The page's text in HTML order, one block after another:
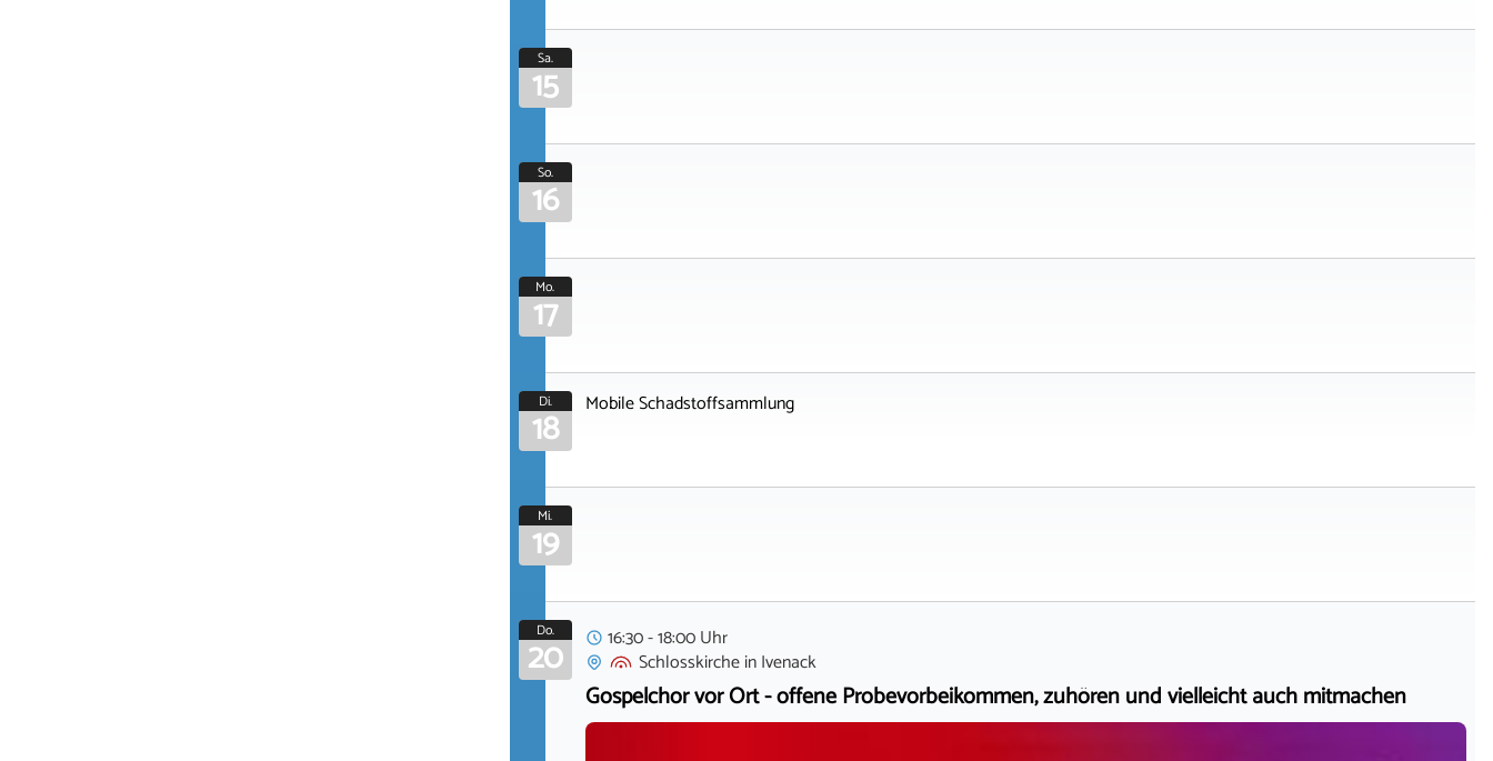
Sa.
15
So.
16
Mo.
17
Di.
18 Mobile Schadstoffsammlung
Mi.
19
Do.
20
16:30 - 18:00 Uhr
SchlosskircheinIvenack
Gospelchor vor Ort - offene Probevorbeikommen, zuhören und vielleicht auch mitmachen